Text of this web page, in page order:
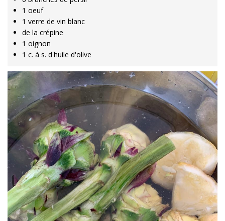
1 oeuf
1 verre de vin blanc
de la crépine
1 oignon
1 c. à s. d'huile d'olive